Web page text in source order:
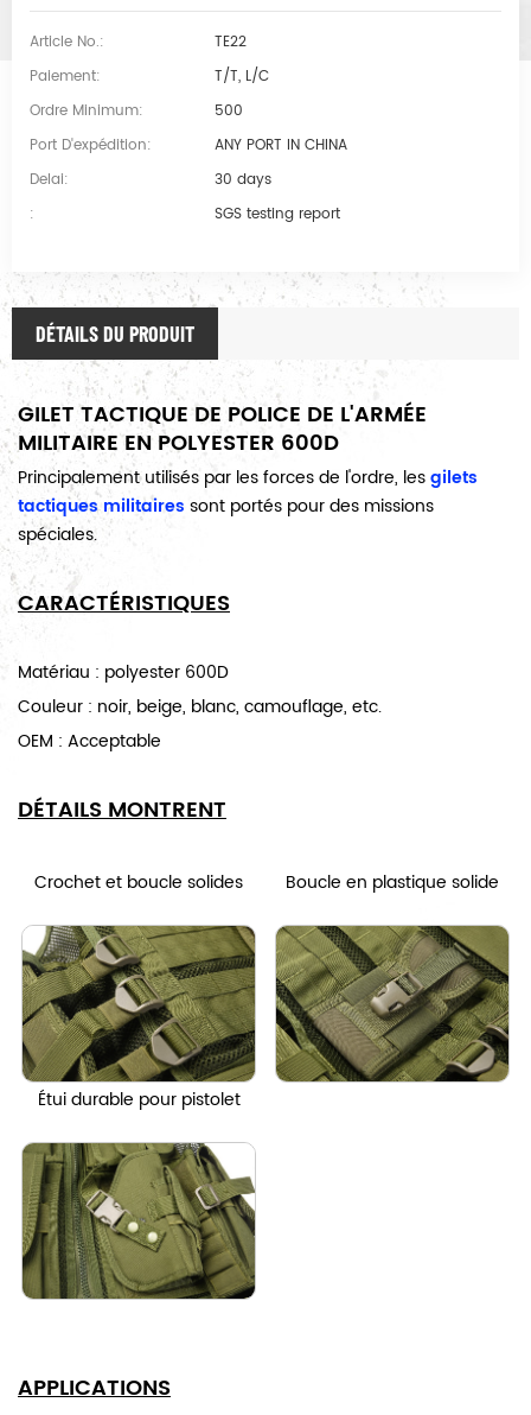
Article No.:
TE22
Paiement:
T/T, L/C
Ordre Minimum:
500
Port D'expédition:
ANY PORT IN CHINA
Delai:
30 days
:
SGS testing report
DÉTAILS DU PRODUIT
GILET TACTIQUE DE POLICE DE L'ARMÉE
MILITAIRE EN POLYESTER 600D
Principalement utilisés par les forces de l'ordre, lesgilets
tactiques militaires sont portés pour des missions
spéciales.
CARACTÉRISTIQUES
Matériau : polyester 600D
Couleur : noir, beige, blanc, camouflage, etc.
OEM : Acceptable
DÉTAILS MONTRENT
Crochet et boucle solides Boucle en plastique solide
Étui durable pour pistolet
APPLICATIONS